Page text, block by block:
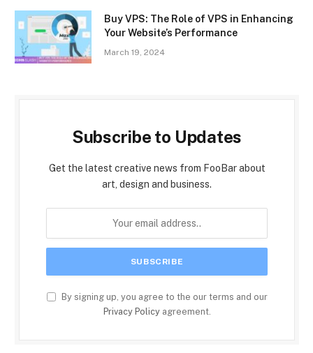
Buy VPS: The Role of VPS in Enhancing
Your Website’s Performance
March 19, 2024
Subscribe to Updates
Get the latest creative news from FooBar about
art, design and business.
By signing up, you agree to the our terms and our
Privacy Policyagreement.